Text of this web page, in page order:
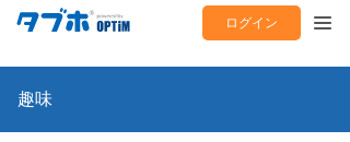
ログイン
趣味